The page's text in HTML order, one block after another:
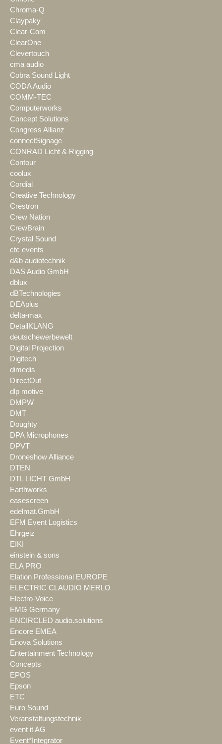
Chroma-Q
Claypaky
Clear-Com
ClearOne
Clevertouch
cma audio
Cobra Sound Light
CODA Audio
COMM-TEC
Computerworks
Concept Solutions
Congress Allianz
connectSignage
CONRAD Licht & Rigging
Contour
coolux
Cordial
Creative Technology
Crestron
Crew Nation
CrewBrain
Crystal Sound
ctc events
d&b audiotechnik
DAS Audio GmbH
dblux
dBTechnologies
DEAplus
delta-max
DetailKLANG
deutschewerbewelt
Digital Projection
Digitech
dimedis
DirectOut
dlp motive
DMPW
DMT
Doughty
DPA Microphones
DPVT
Droneshow Alliance
DTEN
DTL LICHT GmbH
Earthworks
easescreen
edelmat.GmbH
EFM Event Logistics
Ehrgeiz
EIKI
einstein & sons
ELA PRO
Elation Professional EUROPE
ELECTRIC CLAUDIO MERLO
Electro-Voice
EMG Germany
ENCIRCLED audio.solutions
Encore EMEA
Enova Solutions
Entertainment Technology
Concepts
EPOS
Epson
ETC
Euro Sound
Veranstaltungstechnik
event it AG
Event*Integrator